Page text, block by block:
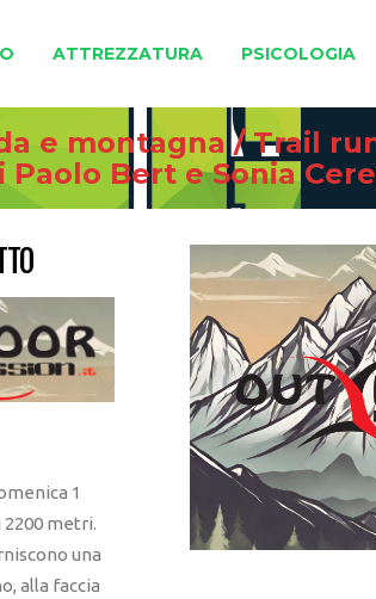
ATTREZZATURA PSICOLOGIA
e montagna /Trail
Paolo Bert e Sonia
1
metri.
una
alla faccia